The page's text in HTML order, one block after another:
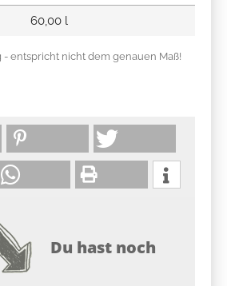
60,00 l
- entspricht nicht dem genauen Maß!
Du hast noch